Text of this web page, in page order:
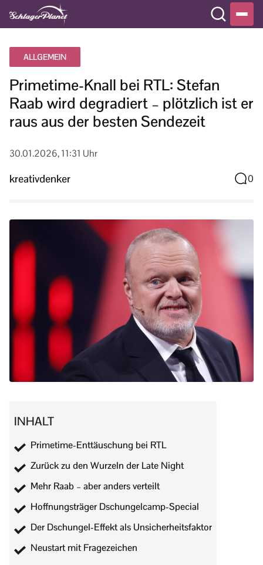
ALLGEMEIN
Primetime-Knall bei RTL: Stefan
Raab wird degradiert – plötzlich ist er
raus aus der besten Sendezeit
30.01.2026, 11:31 Uhr
kreativdenker 0
INHALT
Primetime-Enttäuschung bei RTL
Zurück zu den Wurzeln der Late Night
Mehr Raab – aber anders verteilt
Hoffnungsträger Dschungelcamp-Special
Der Dschungel-Effekt als Unsicherheitsfaktor
Neustart mit Fragezeichen